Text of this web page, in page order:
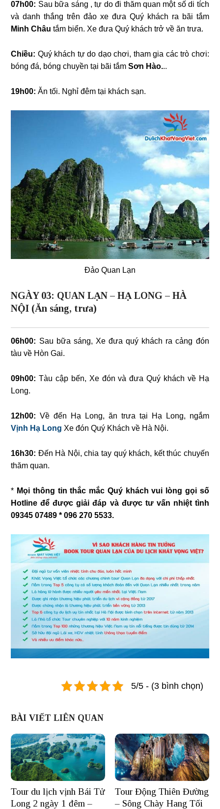
07h00: Sau bữa sáng , tự do đi thăm quan một số di tích
và danh thắng trên đảo xe đưa Quý khách ra bãi tắm
Minh Châu tắm biển. Xe đưa Quý khách trở về ăn trưa.
Chiều: Quý khách tự do dạo chơi, tham gia các trò chơi:
bóng đá, bóng chuyền tại bãi tắmSơn Hào...
19h00: Ăn tối. Nghỉ đêm tại khách sạn.
Đảo Quan Lạn
NGÀY 03: QUAN LẠN – HẠ LONG – HÀ
NỘI (Ăn sáng, trưa)
06h00: Sau bữa sáng, Xe đưa quý khách ra cảng đón
tàu về Hòn Gai.
09h00: Tàu cập bến, Xe đón và đưa Quý khách về Hạ
Long.
12h00: Về đến Hạ Long, ăn trưa tại Hạ Long, ngắm
Vịnh Hạ Long Xe đón Quý Khách về Hà Nội.
16h30: Đến Hà Nội, chia tay quý khách, kết thúc chuyến
thăm quan.
* Mọi thông tin thắc mắc Quý khách vui lòng gọi số
Hotline để được giải đáp và được tư vấn nhiệt tình
09345 07489 * 096 270 5533.
5/5 - (3 bình chọn)
BÀI VIẾT LIÊN QUAN
Tour du lịch vịnh Bái Tử
Long 2 ngày 1 đêm –
Tour Động Thiên Đường
– Sông Chày Hang Tối